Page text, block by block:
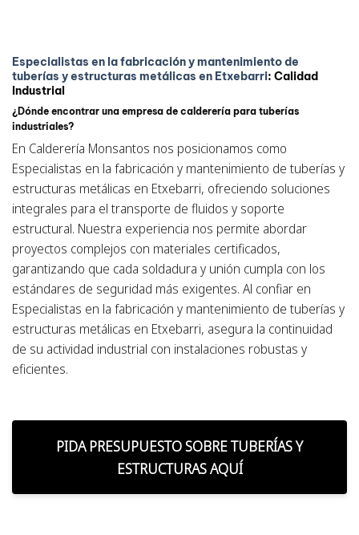
Especialistas en la fabricación y mantenimiento de
tuberías y estructuras metálicas en Etxebarri: Calidad
Industrial
¿Dónde encontrar una empresa de calderería para tuberías
industriales?
En Calderería Monsantos nos posicionamos como
Especialistas en la fabricación y mantenimiento de tuberías y
estructuras metálicas en Etxebarri, ofreciendo soluciones
integrales para el transporte de fluidos y soporte
estructural. Nuestra experiencia nos permite abordar
proyectos complejos con materiales certificados,
garantizando que cada soldadura y unión cumpla con los
estándares de seguridad más exigentes. Al confiar en
Especialistas en la fabricación y mantenimiento de tuberías y
estructuras metálicas en Etxebarri, asegura la continuidad
de su actividad industrial con instalaciones robustas y
eficientes.
PIDA PRESUPUESTO SOBRE TUBERÍAS Y
ESTRUCTURAS AQUÍ